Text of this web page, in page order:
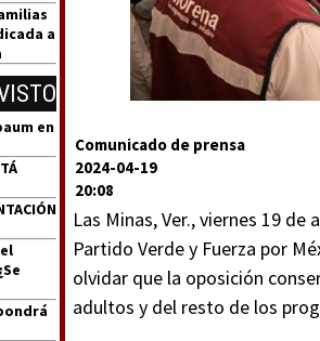
a
en
Comunicado de prensa
2024-04-19
20:08
Las Minas, Ver., viernes 19
Partido Verde y Fuerza por
olvidar que la oposición
adultos y del resto de los